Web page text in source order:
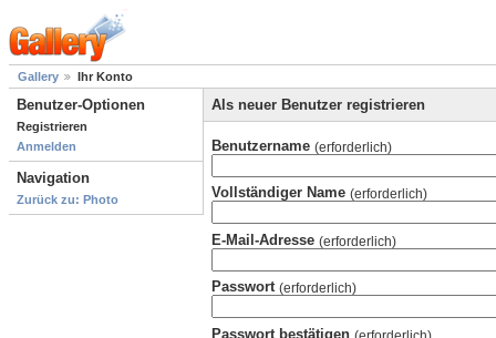
Gallery Ihr Konto
Benutzer-Optionen
Registrieren
Anmelden
Navigation
Zurück zu: Photo
Als neuer Benutzer registrieren
Benutzername (erforderlich)
Vollständiger Name (erforderlich)
E-Mail-Adresse (erforderlich)
Passwort (erforderlich)
Passwort bestätigen (erforderlich)